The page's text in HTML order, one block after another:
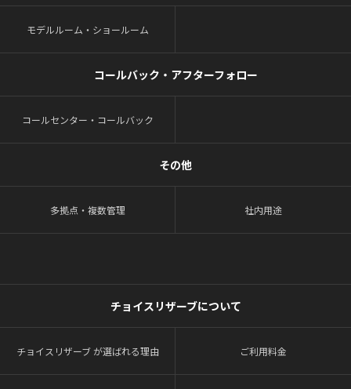
モデルルーム・ショールーム
コールバック・アフターフォロー
コールセンター・コールバック
その他
多拠点・複数管理 社内用途
チョイスリザーブについて
チョイスリザーブ が選ばれる理由 ご利用料金